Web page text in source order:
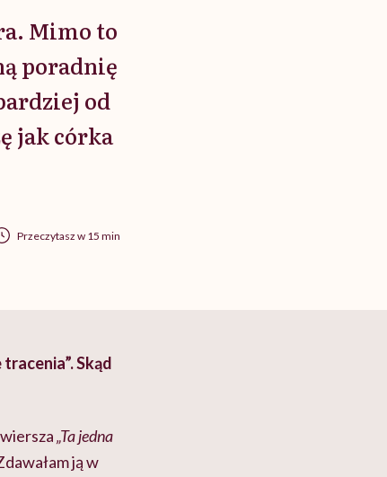
Mimo to
poradnię
od
jak córka
Przeczytasz w 15 min
Skąd
„Ta jedna
ją w